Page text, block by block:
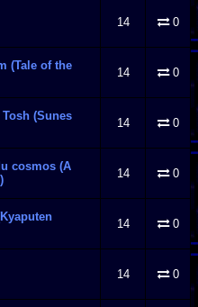
14 0
(Tale of the
14 0
(Sunes
14 0
cosmos (A
14 0
14 0
14 0